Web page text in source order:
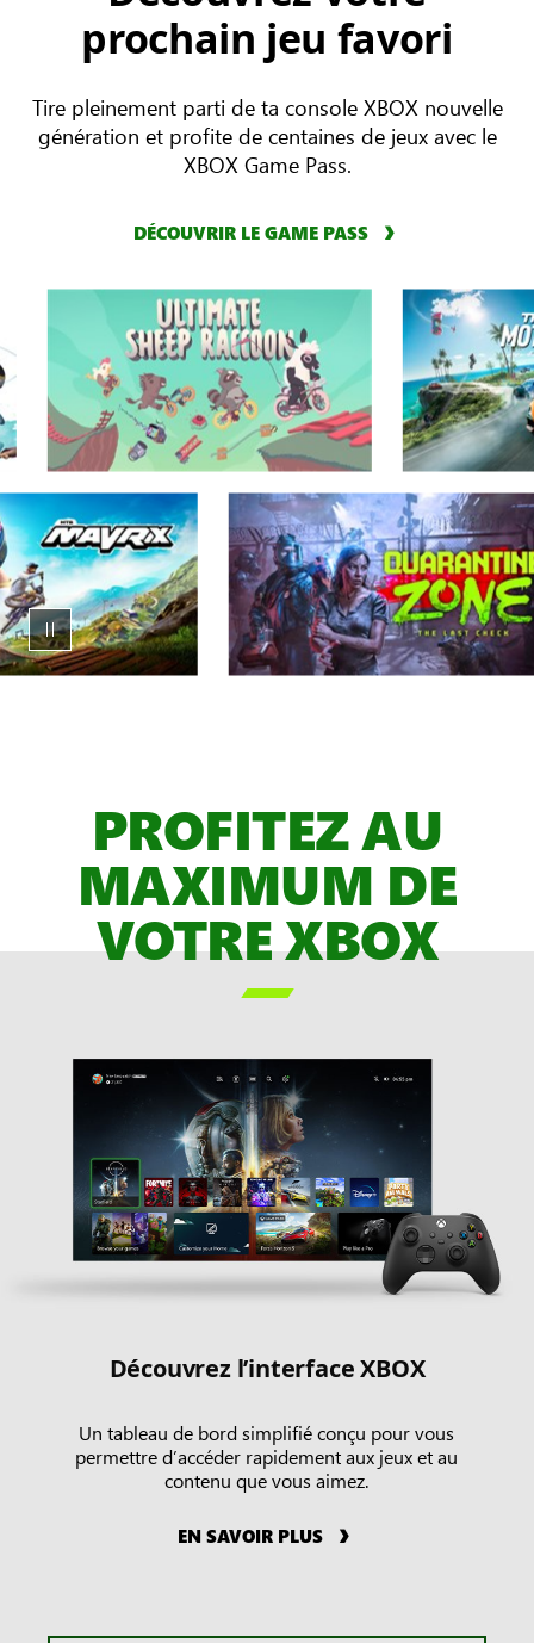
prochain jeu favori
Tire pleinement parti de ta console XBOX nouvelle
génération et profite de centaines de jeux avec le
XBOX Game Pass.
DÉCOUVRIR LE GAME PASS
XBOX Game Pass,PROFITEZ AU
MAXIMUM DE
VOTRE XBOX

Découvrez l’interface XBOX
Un tableau de bord simplifié conçu pour vous
permettre d’accéder rapidement aux jeux et au
contenu que vous aimez.
EN SAVOIR PLUS